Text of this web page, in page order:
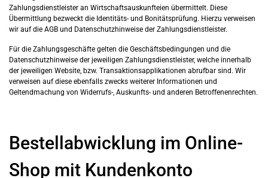
Zahlungsdienstleister an Wirtschaftsauskunfteien übermittelt. Diese
Übermittlung bezweckt die Identitäts- und Bonitätsprüfung. Hierzu verweisen
wir auf die AGB und Datenschutzhinweise der Zahlungsdienstleister.
Für die Zahlungsgeschäfte gelten die Geschäftsbedingungen und die
Datenschutzhinweise der jeweiligen Zahlungsdienstleister, welche innerhalb
der jeweiligen Website, bzw. Transaktionsapplikationen abrufbar sind. Wir
verweisen auf diese ebenfalls zwecks weiterer Informationen und
Geltendmachung von Widerrufs-, Auskunfts- und anderen Betroffenenrechten.
Bestellabwicklung im Online-
Shop mit Kundenkonto